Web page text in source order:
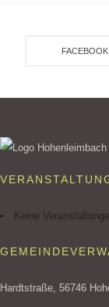
FACEBOOK
Keine
Hardtstraße, 56746